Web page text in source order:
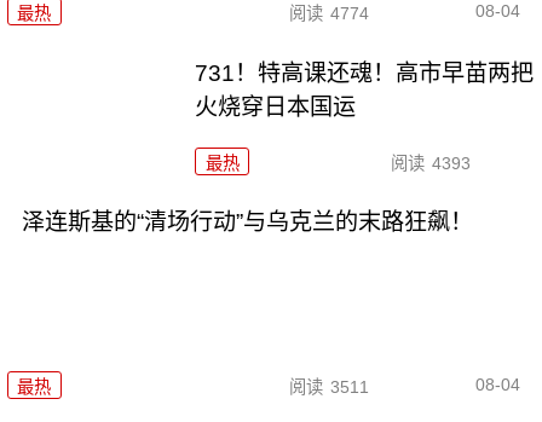
最热 阅读 4774 08-04
731！特高课还魂！高市早苗两把
火烧穿日本国运
最热 阅读 4393
泽连斯基的“清场行动”与乌克兰的末路狂飙！
最热 阅读 3511 08-04